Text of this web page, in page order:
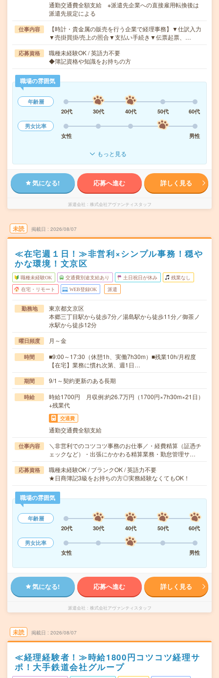
通勤交通費全額支給 ※派遣先企業への直接雇用転換後は
派遣先規定による
仕事内容
【時計・貴金属の販売を行う企業で経理事務】▼仕訳入力
▼売掛買掛/売上の照合▼支払い手続き▼伝票起票、…
応募資格
職種未経験OK / 英語力不要
◆簿記資格や知識をお持ちの方
職場の雰囲気
年齢層
20代
30代 40代 50代
60代
男女比率
女性
男性
もっと見る
気になる! 応募へ進む 詳しく見る
派遣会社 株式会社アヴァンティスタッフ
未読 掲載日 2026/08/07
≪在宅週１日！≫非営利×シンプル事務！穏や
かな環境！文京区
職種未経験OK 交通費別途支給あり 土日祝日が休み 残業なし
在宅・リモート WEB登録OK 派遣
勤務地
東京都文京区
本郷三丁目駅から徒歩7分／湯島駅から徒歩11分／御茶ノ
水駅から徒歩12分
曜日頻度 月～金
時間
■9:00～17:30（休憩1h、実働7h30m）■残業10h/月程度
【在宅】業務に慣れ次第、週1日…
期間 9/1～契約更新のある長期
時給
時給1700円 月収例:約26.7万円（1700円×7h30m×21日）
+残業代
交通費
通勤交通費全額支給
仕事内容
＼非営利でのコツコツ事務のお仕事／・経費精算（証憑チ
ェックなど）・出張にかかわる精算業務・勤怠管理サ…
応募資格
職種未経験OK / ブランクOK / 英語力不要
★日商簿記3級をお持ちの方◎実務経験なくてもOK！
職場の雰囲気
年齢層
20代
30代 40代 50代
60代
男女比率
女性
男性
気になる! 応募へ進む 詳しく見る
派遣会社 株式会社アヴァンティスタッフ
未読 掲載日 2026/08/07
≪経理経験者！≫時給1800円コツコツ経理サ
ポ！大手鉄道会社グループ